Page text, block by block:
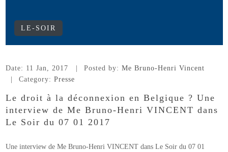
LE-SOIR
Date: 11 Jan, 2017 Posted by: Me Bruno-Henri Vincent
Category: Presse
Le droit à la déconnexion en Belgique ? Une
interview de Me Bruno-Henri VINCENT dans
Le Soir du 07 01 2017
Une interview de Me Bruno-Henri VINCENT dans Le Soir du 07 01